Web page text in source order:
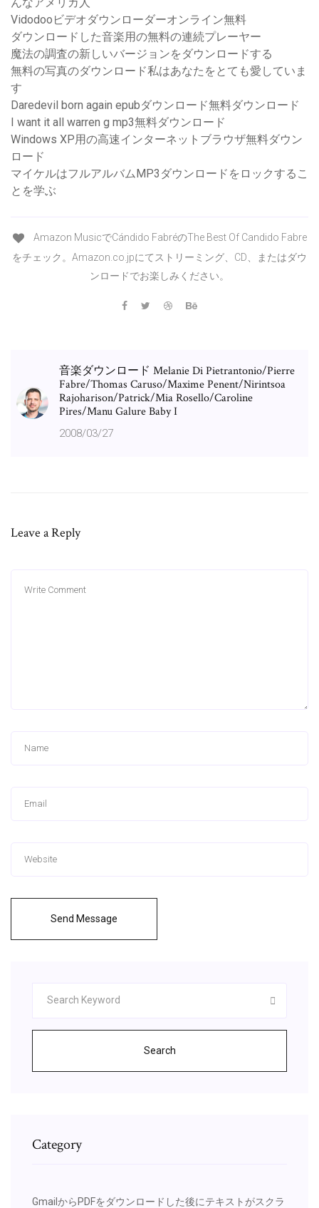
んなアメリカ人
Vidodooビデオダウンローダーオンライン無料
ダウンロードした音楽用の無料の連続プレーヤー
魔法の調査の新しいバージョンをダウンロードする
無料の写真のダウンロード私はあなたをとても愛していま
す
Daredevil born again epubダウンロード無料ダウンロード
I want it all warren g mp3無料ダウンロード
Windows XP用の高速インターネットブラウザ無料ダウン
ロード
マイケルはフルアルバムMP3ダウンロードをロックするこ
とを学ぶ
Amazon MusicでCándido FabréのThe Best Of Candido Fabre
をチェック。Amazon.co.jpにてストリーミング、CD、またはダウ
ンロードでお楽しみください。
音楽ダウンロード Melanie Di Pietrantonio/Pierre
Fabre/Thomas Caruso/Maxime Penent/Nirintsoa
Rajoharison/Patrick/Mia Rosello/Caroline
Pires/Manu Galure Baby I
2008/03/27
Leave a Reply
Send Message
Search
Category
GmailからPDFをダウンロードした後にテキストがスクラ